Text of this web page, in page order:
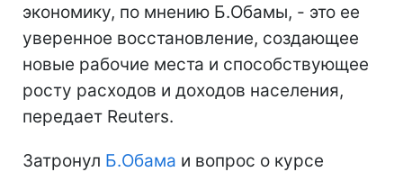
экономику, по мнению Б.Обамы, - это ее
уверенное восстановление, создающее
новые рабочие места и способствующее
росту расходов и доходов населения,
передает Reuters.
Затронул Б.Обама и вопрос о курсе